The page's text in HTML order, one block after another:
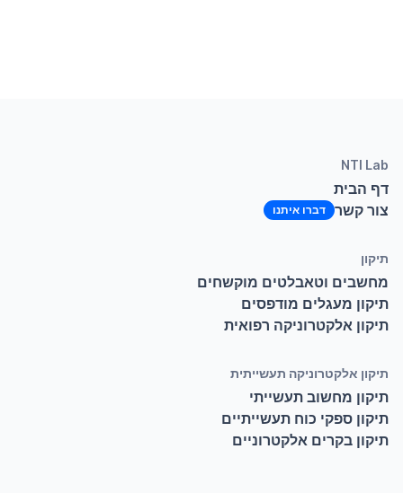
NTI Lab
דף הבית
צור קשר
תיקון
מחשבים וטאבלטים מוקשחים
תיקון מעגלים מודפסים
תיקון אלקטרוניקה רפואית
תיקון אלקטרוניקה תעשייתית
תיקון מחשוב תעשייתי
תיקון ספקי כוח תעשייתיים
תיקון בקרים אלקטרוניים